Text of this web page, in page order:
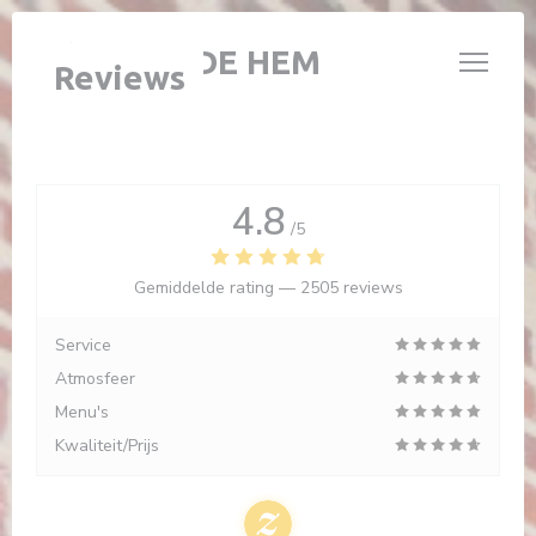
Cookies beheer paneel
L'ÉTABLE DE HEM
Reviews
4.8 /5
Gemiddelde rating — 2505 reviews
Service
Atmosfeer
Menu's
Kwaliteit/Prijs